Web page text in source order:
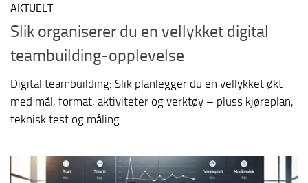
AKTUELT
Slik organiserer du en vellykket digital
teambuilding-opplevelse
Digital teambuilding: Slik planlegger du en vellykket økt
med mål, format, aktiviteter og verktøy – pluss kjøreplan,
teknisk test og måling.